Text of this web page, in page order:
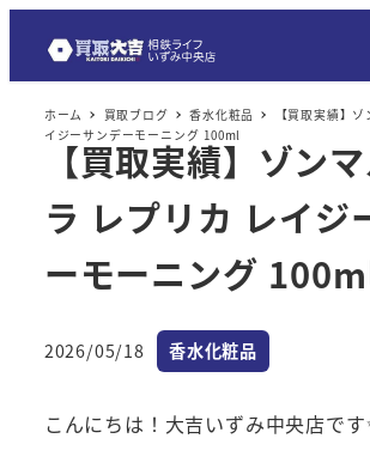
ホーム 買取ブログ 香水化粧品
【買取実績】
イジーサンデーモーニング 100ml
【買取実績】ゾン
ラ レプリカ レイジ
ーモーニング
投稿日
2026/05/18 カテゴリー
香水化粧品
こんにちは！大吉いずみ中央店です